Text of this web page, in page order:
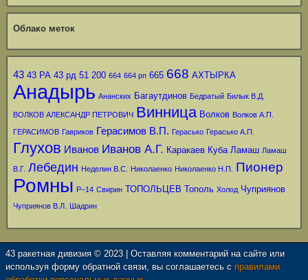
Облако меток
43 43 РА 43 рд 51 200 664 664 рп 665 668 АХТЫРКА
Анадырь Ананских Багаутдинов Бедратый Билык В.Д.
ВОЛКОВ АЛЕКСАНДР ПЕТРОВИЧ Винница Волков Волков А.П.
ГЕРАСИМОВ Гавриков Герасимов В.П. Герасько Герасько А.П.
Глухов Иванов Иванов А.Г. Каракаев Куба Ламаш Ламаш
В.Г. Лебедин Неделин В.С. Николаенко Николаенко Н.П. Пионер
Ромны Р–14 Свирин ТОПОЛЬЦЕВ Тополь Холод Чуприянов
Чуприянов В.Л. Шадрин
43 ракетная дивизия © 2023 | Оставляя комментарий на сайте или
используя форму обратной связи, вы соглашаетесь с правилами